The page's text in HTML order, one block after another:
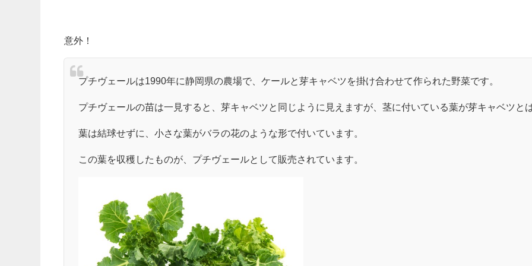
意外！
プチヴェールは1990年に静岡県の農場で、ケールと芽キャベツを掛け合わせて作られた野菜です。
プチヴェールの苗は一見すると、芽キャベツと同じように見えますが、茎に付いている葉が芽キャベツと
葉は結球せずに、小さな葉がバラの花のような形で付いています。
この葉を収穫したものが、プチヴェールとして販売されています。